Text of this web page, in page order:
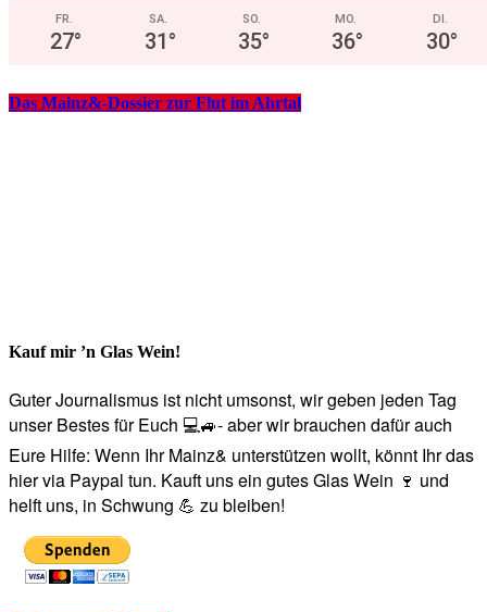
FR.
27°
SA.
31°
SO.
35°
MO.
36°
DI.
30°
Das Mainz&-Dossier zur Flut im Ahrtal
Kauf mir ’n Glas Wein!
Guter Journalismus ist nicht umsonst, wir geben jeden Tag
unser Bestes für Euch 💻🚙- aber wir brauchen dafür auch
Eure Hilfe: Wenn Ihr Mainz& unterstützen wollt, könnt Ihr das
hier via Paypal tun. Kauft uns ein gutes Glas Wein 🍷 und
helft uns, in Schwung 💪 zu bleiben!